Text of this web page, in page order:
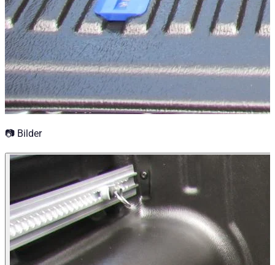
📷 Bilder